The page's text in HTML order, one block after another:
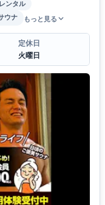
ンタル
ウナ もっと見る
定休日
火曜日